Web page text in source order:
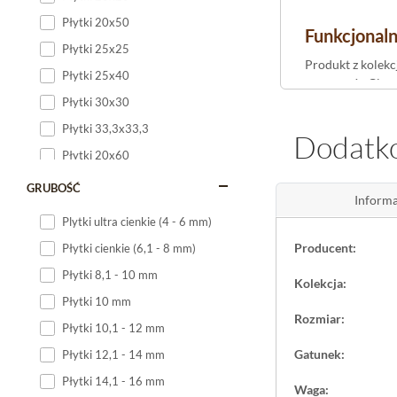
Płytki 20x50
Płytki 25x25
Płytki 25x40
Płytki 30x30
Płytki 33,3x33,3
Płytki 20x60
Płytki 20x120
GRUBOŚĆ
Plytki ultra cienkie (4 - 6 mm)
Płytki cienkie (6,1 - 8 mm)
Płytki 8,1 - 10 mm
Płytki 10 mm
Płytki 10,1 - 12 mm
Płytki 12,1 - 14 mm
Płytki 14,1 - 16 mm
Produkt z
oznacza, że
W domach,
klinkier był
na ścieranie.
W projekcie
Producent:
Kolekcja:
Rozmiar:
Gatunek:
Waga: